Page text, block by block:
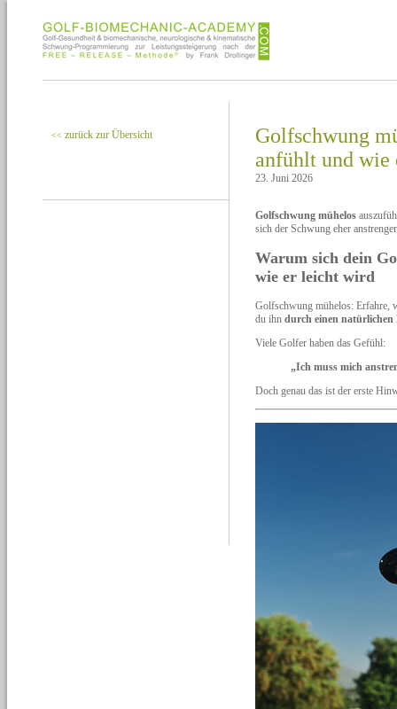
<< zurück zur Übersicht
Golfschwung
anfühlt und
23. Juni 2026
Golfschwung mühelos
sich der Schwung eher
Warum sich dein
wie er leicht wird
Golfschwung mühelos: Erfahre,
du ihn durch einen natürlichen
Viele Golfer haben das Gefühl:
„Ich muss mich
Doch genau das ist der erste